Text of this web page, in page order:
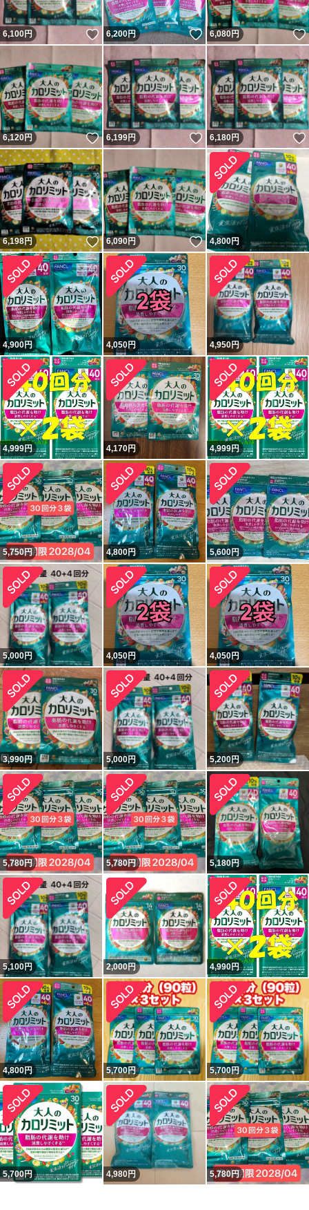
6,100円 いいね！
6,200円 いいね！
6,080円
6,120円 いいね！
6,199円 いいね！
6,180円
6,198円 いいね！
6,090円 いいね！
4,800円
4,900円 4,050円 4,950円
4,999円 4,170円 4,999円
5,750円 4,800円 5,600円
5,000円 4,050円 4,050円
3,990円 5,000円 5,200円
5,780円 5,780円 5,180円
5,100円 2,000円 4,990円
4,800円 5,700円 5,700円
5,700円 4,980円 5,780円